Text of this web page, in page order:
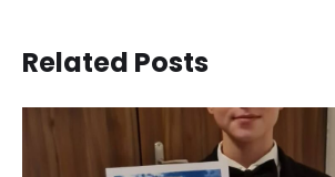
Related Posts